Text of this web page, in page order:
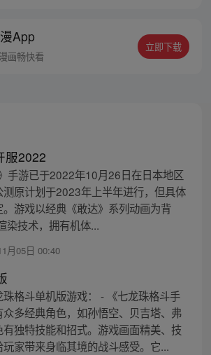
App
画畅快看
立即下载
服2022
手游已于2022年10月26日在日本地区
测原计划于2023年上半年进行，但具体
游戏以经典《敢达》系列动画为背
染技术，拥有机体...
月05日 00:40
格斗单机版游戏： - 《七龙珠格斗手
多经典角色，如孙悟空、贝吉塔、弗
独特技能和招式。游戏画面精美、技
家带来身临其境的战斗感受。它...